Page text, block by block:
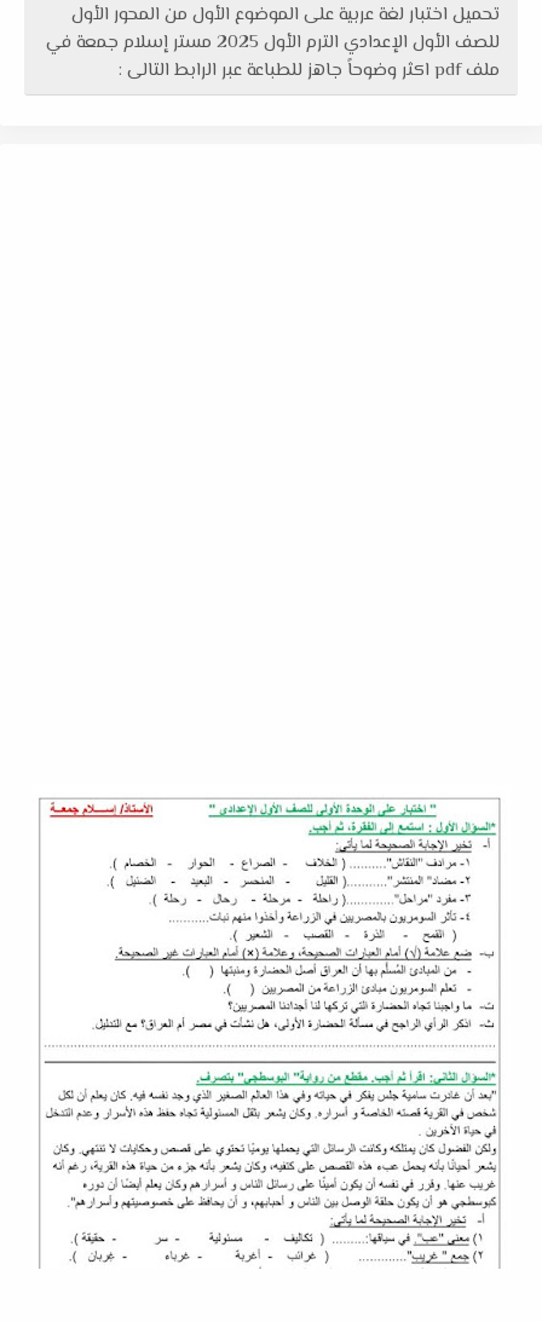
تحميل اختبار لغة عربية على الموضوع الأول من المحور الأول
للصف الأول الإعدادي الترم الأول 2025 مستر إسلام جمعة في
ملف pdf اكثر وضوحاً جاهز للطباعة عبر الرابط التالى :